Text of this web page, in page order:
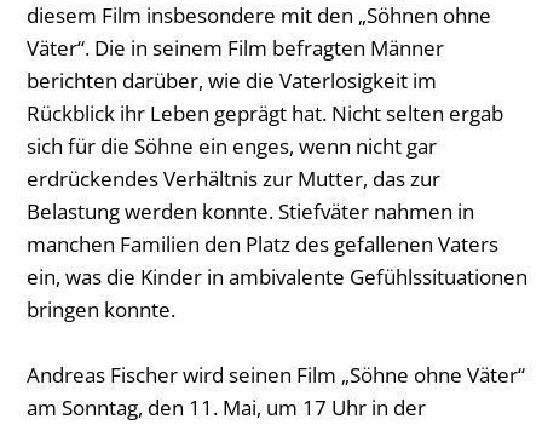
diesem Film insbesondere mit den „Söhnen ohne
Väter“. Die in seinem Film befragten Männer
berichten darüber, wie die Vaterlosigkeit im
Rückblick ihr Leben geprägt hat. Nicht selten ergab
sich für die Söhne ein enges, wenn nicht gar
erdrückendes Verhältnis zur Mutter, das zur
Belastung werden konnte. Stiefväter nahmen in
manchen Familien den Platz des gefallenen Vaters
ein, was die Kinder in ambivalente Gefühlssituationen
bringen konnte.
Andreas Fischer wird seinen Film „Söhne ohne Väter“
am Sonntag, den 11. Mai, um 17 Uhr in der